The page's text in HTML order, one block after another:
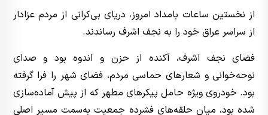
از نخستین ساعات بامداد امروز، دریای بی‌کرانی از مردم عزادار
از سراسر عراق خود را به نجف اشرف رساندند.
فضای نجف اشرف، آکنده از حزن و اندوه بود و صدای
نوحه‌خوانی و شعارهای حماسی مردم، فضای شهر را فرا گرفته
بود. خودروی ویژه حامل پیکرهای مطهر که از پیش آماده‌سازی
شده بود، میان حلقه‌های فشرده جمعیت به‌سمت مسیر اصلی